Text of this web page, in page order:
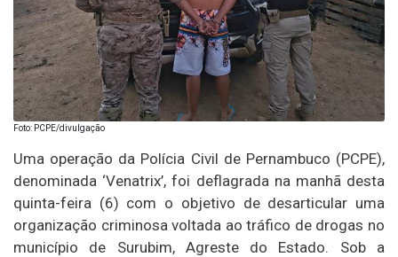
Foto: PCPE/divulgação
Uma operação da Polícia Civil de Pernambuco (PCPE),
denominada ‘Venatrix’, foi deflagrada na manhã desta
quinta-feira (6) com o objetivo de desarticular uma
organização criminosa voltada ao tráfico de drogas no
município de Surubim, Agreste do Estado. Sob a